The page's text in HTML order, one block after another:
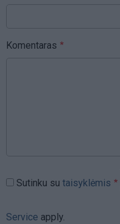
Komentaras
Sutinku su taisyklėmis
Service apply.